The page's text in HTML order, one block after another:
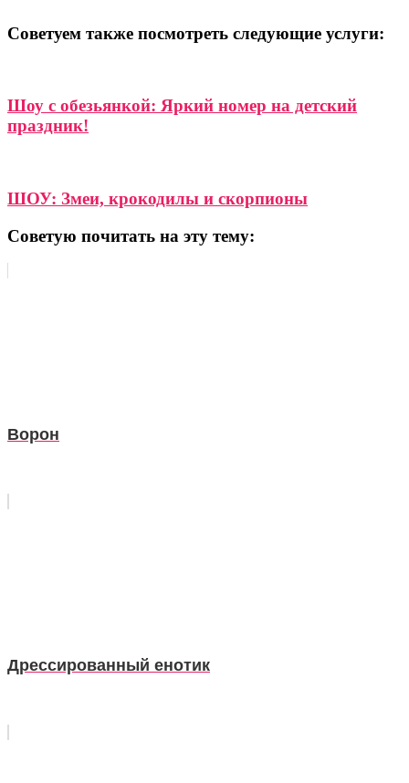
Советуем также посмотреть следующие услуги:
Шоу с обезьянкой: Яркий номер на детский
праздник!
ШОУ: Змеи, крокодилы и скорпионы
Советую почитать на эту тему:
Ворон
Дрессированный енотик